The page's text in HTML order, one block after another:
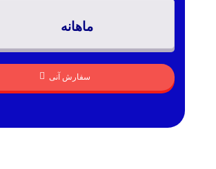
ماهانه
سفارش آنی